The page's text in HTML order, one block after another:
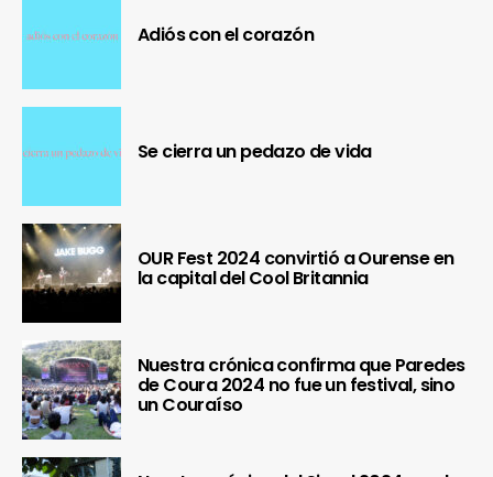
Adiós con el corazón
Se cierra un pedazo de vida
OUR Fest 2024 convirtió a Ourense en
la capital del Cool Britannia
Nuestra crónica confirma que Paredes
de Coura 2024 no fue un festival, sino
un Couraíso